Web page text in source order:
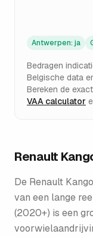
Antwerpen: ja
Bedragen
Belgische data
Bereken de
VAA calculator
Renault
De Renault
van een lange
(2020+) is een